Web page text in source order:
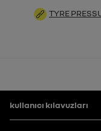
TYRE
Altbilgi
kullanıcı kılavuzları